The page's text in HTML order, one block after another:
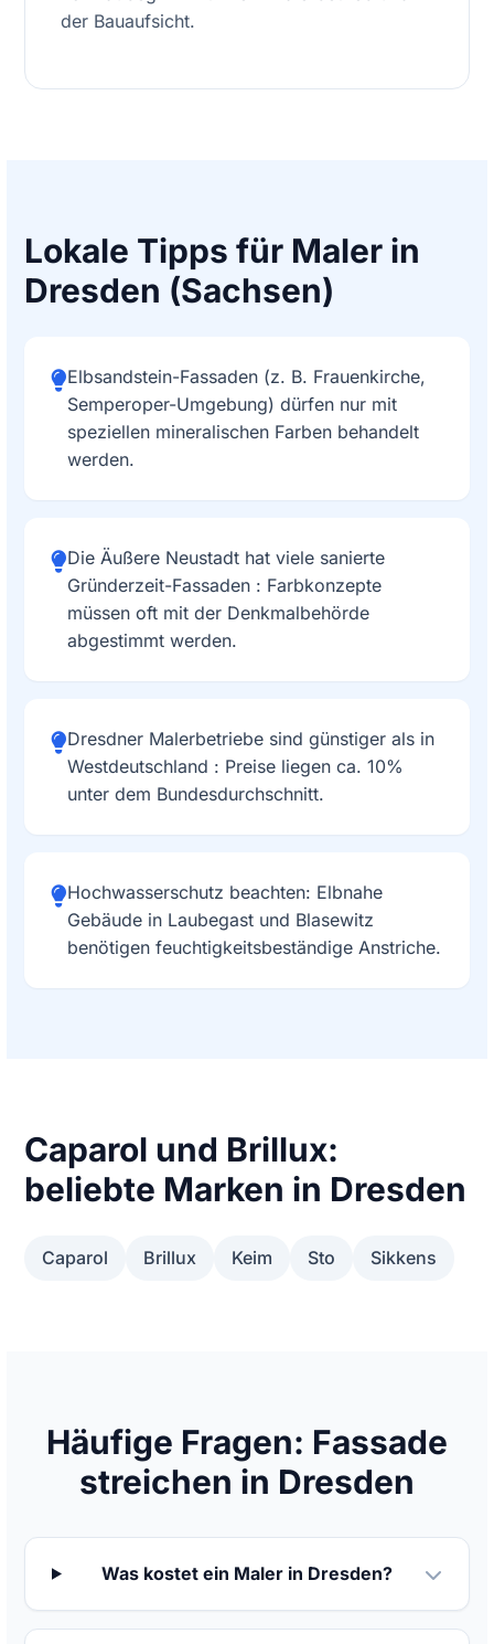
der Bauaufsicht.
Lokale Tipps für Maler in
Dresden (Sachsen)
Elbsandstein-Fassaden (z. B. Frauenkirche,
Semperoper-Umgebung) dürfen nur mit
speziellen mineralischen Farben behandelt
werden.
Die Äußere Neustadt hat viele sanierte
Gründerzeit-Fassaden : Farbkonzepte
müssen oft mit der Denkmalbehörde
abgestimmt werden.
Dresdner Malerbetriebe sind günstiger als in
Westdeutschland : Preise liegen ca. 10%
unter dem Bundesdurchschnitt.
Hochwasserschutz beachten: Elbnahe
Gebäude in Laubegast und Blasewitz
benötigen feuchtigkeitsbeständige Anstriche.
Caparol und Brillux:
beliebte Marken in Dresden
Caparol Brillux Keim Sto Sikkens
Häufige Fragen: Fassade
streichen in Dresden
Was kostet ein Maler in Dresden?